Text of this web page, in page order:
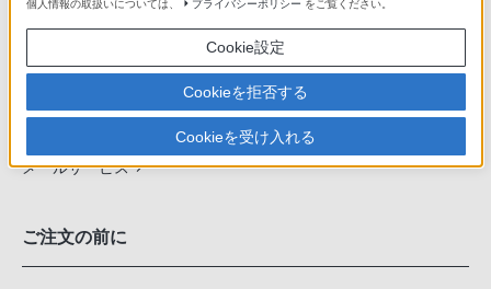
ソニーストアの特典・サービス
（長期保証、下取サービス、設置・設定サービスなど）
定期クーポンのプレゼントについて
メールサービス
ご注文の前に
個人情報の取扱いについては、
プライバシーポリシー をご覧ください。
Cookie設定
Cookieを拒否する
Cookieを受け入れる